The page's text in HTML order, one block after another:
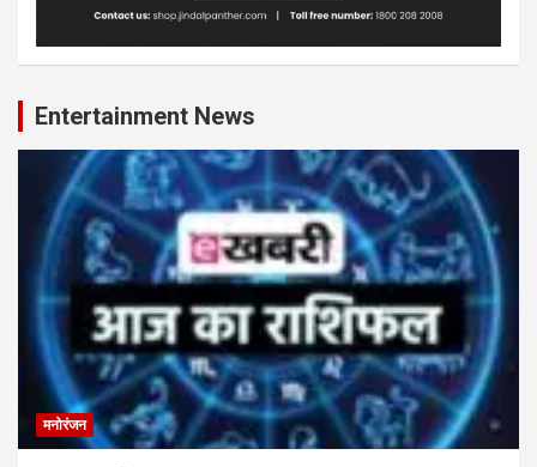
Entertainment News
मनोरंजन